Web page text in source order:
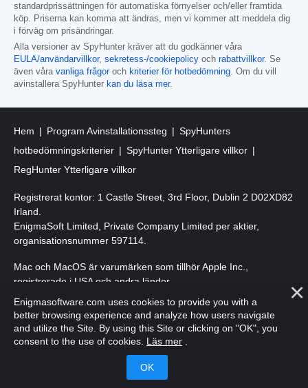
standardprissättningen för automatiska förnyelser och/eller framtida
köp. Priserna kan komma att ändras, men vi kommer att meddela dig
i förväg om prisändringar.
Alla versioner av SpyHunter kräver att du godkänner våra
EULA/användarvillkor, sekretess-/cookiepolicy och rabattvillkor. Se
även våra vanliga frågoroch kriterier för hotbedömning . Om du vill
avinstallera SpyHunter kan du läsa mer.
Hem Program Avinstallationssteg
SpyHunters
hotbedömningskriterier
SpyHunter Ytterligare villkor
RegHunter Ytterligare villkor
Registrerat kontor: 1 Castle Street, 3rd Floor, Dublin 2 D02XD82
Irland.
EnigmaSoft Limited, Private Company Limited per aktier,
organisationsnummer 597114.
Mac och MacOS är varumärken som tillhör Apple Inc.,
registrerade i USA och andra länder.
Upphovsrätt 2016-2026. EnigmaSoft Ltd. Med ensamrätt.
Enigmasoftware.com uses cookies to provide you with a
better browsing experience and analyze how users navigate
and utilize the Site. By using this Site or clicking on "OK", you
consent to the use of cookies. Läs mer